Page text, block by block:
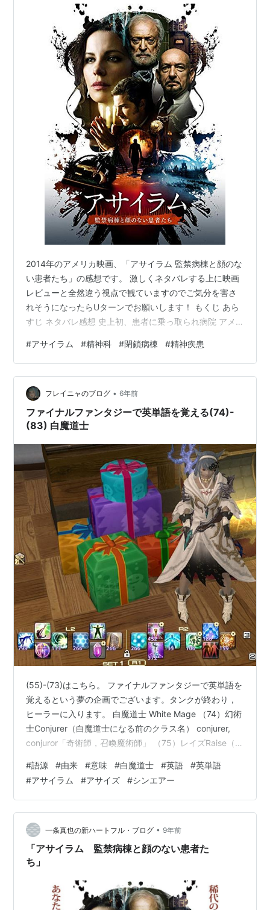
末医療ホラーミステリーだよ！
2014年のアメリカ映画、「アサイラム 監禁病棟と顔のな
い患者たち」の感想です。 激しくネタバレする上に映画
レビューと全然違う視点で観ていますのでご気分を害さ
れそうになったらUターンでお願いします！ もくじ あら
すじ ネタバレ感想 史上初、患者に乗っ取られ病院 アメ
が最先端医療 ニューゲートもめちゃくちゃ優秀 どうして
も救いようのないやつは死ぬ映画 絶対言わないでおこう
と思った最大のオチ 実は主人公はラム。精神疾患って何
だろうを考えさせられた あらすじ イギリスオックスフォ
ード大学にて、ヒステリー患者の講義が行われていた。
美しい女性患者は無神…
#アサイラム #精神科 #閉鎖病棟 #精神疾患
フレイニャのブログ • 6年前
ファイナルファンタジーで英単語を覚える(74)-
(83) 白魔道士
(55)-(73)はこちら。 ファイナルファンタジーで英単語を
覚えるという夢の企画でございます。タンクが終わり，
ヒーラーに入ります。 白魔道士 White Mage （74）幻術
士Conjurer（白魔道士になる前のクラス名） conjurer,
conjuror「奇術師，召喚魔術師」 （75）レイズRaise（戦
（76）アクアオーラFluid Aura（対象を移動できなくす
る） fluid「液体，流動体（の）」 ※「気体」（gas）と
「液体」（liquid）の総称 （77）神速魔Presence of
Mind（自身の詠唱短縮） pres…
#語源 #由来 #意味 #白魔道士 #英語 #英単語
#アサイラム #アサイズ #シンエアー
一条真也の新ハートフル・ブログ • 9年前
「アサイラム 監禁病棟と顔のない患者た
ち」